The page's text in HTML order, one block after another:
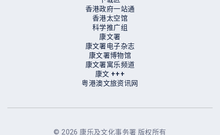
香港政府一站通
香港太空馆
科学推广组
康文署
康文署电子杂志
康文署博物馆
康⽂署寓乐频道
康⽂ +++
粤港澳文旅资讯网
© 2026 康乐及文化事务署 版权所有